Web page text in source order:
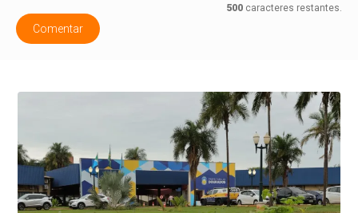
500caracteres restantes.
Comentar